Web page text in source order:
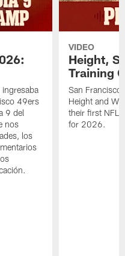
ingresaba
49ers
9 del
nos
los
VIDEO
Height,
Training
San Francisco
Height and
their first NFL
for 2026.